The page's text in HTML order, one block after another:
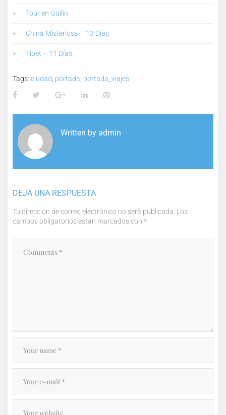
Tour en Guilin
China Misteriosa – 13 Días
Tibet – 11 Días
Tags: ciudad portada portada_viajes
FacebookTwitterGoogle+LinkedInPinterest
Written by admin
DEJA UNA RESPUESTA
Tu dirección de correo electrónico no será publicada. Los
campos obligatorios están marcados con *